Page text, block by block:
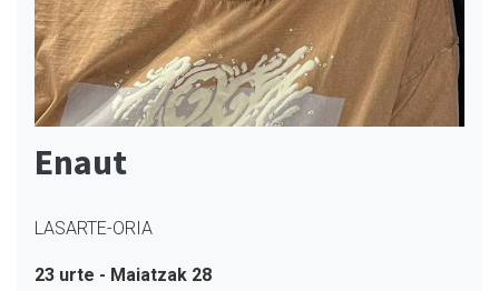
Enaut
LASARTE-ORIA
23 urte - Maiatzak 28